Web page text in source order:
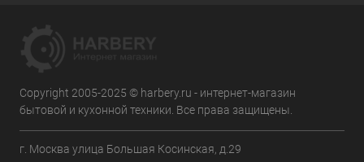
Copyright 2005-2025 © harbery.ru - интернет-магазин
бытовой и кухонной техники. Все права защищены.
г. Москва улица Большая Косинская, д.29